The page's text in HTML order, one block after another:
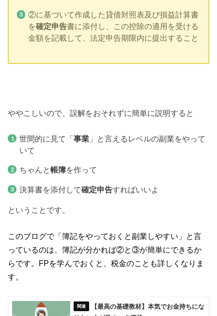
②に基づいて作成した貸借対照表及び損益計算書
を確定申告書に添付し、この控除の適用を受ける
金額を記載して、法定申告期限内に提出すること
ややこしいので、誤解をおそれずに簡単に説明すると
世間的に見て「事業」と言えるレベルの副業をやって
いて
ちゃんと帳簿を作って
決算書を添付して確定申告すればいいよ
ということです。
このブログで「簿記をやっておくと副業しやすい」と言
っているのは、簿記が分かれば②と③が簡単にできるか
らです。FPを学んでおくと、税金のことも詳しくなりま
す。
【最高の基礎教材】本気でお金持ちにな